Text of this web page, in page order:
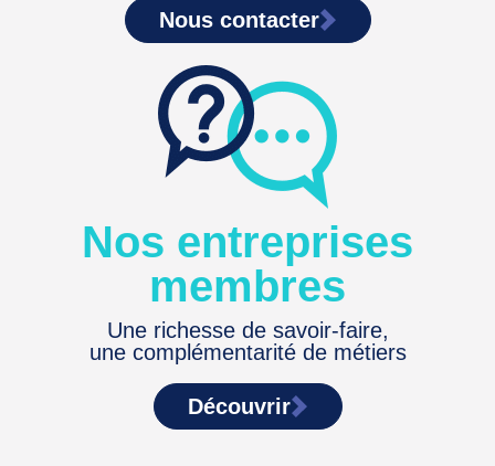
Nous contacter
Nos entreprises
membres
Une richesse de savoir-faire,
une complémentarité de métiers
Découvrir